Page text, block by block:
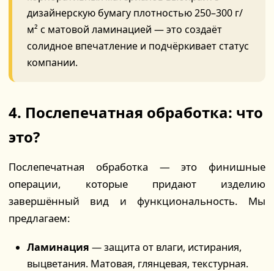
дизайнерскую бумагу плотностью 250–300 г/
м² с матовой ламинацией — это создаёт
солидное впечатление и подчёркивает статус
компании.
4. Послепечатная обработка: что
это?
Послепечатная обработка — это финишные
операции, которые придают изделию
завершённый вид и функциональность. Мы
предлагаем:
Ламинация — защита от влаги, истирания,
выцветания. Матовая, глянцевая, текстурная.